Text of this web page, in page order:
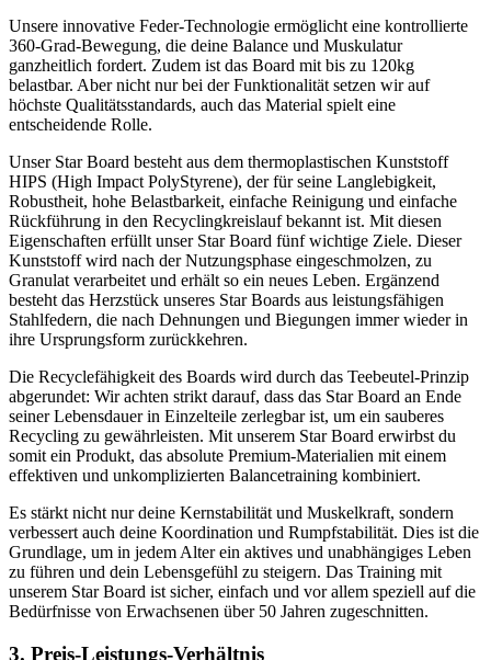
Unsere innovative Feder-Technologie ermöglicht eine kontrollierte
360-Grad-Bewegung, die deine Balance und Muskulatur
ganzheitlich fordert. Zudem ist das Board mit bis zu 120kg
belastbar. Aber nicht nur bei der Funktionalität setzen wir auf
höchste Qualitätsstandards, auch das Material spielt eine
entscheidende Rolle.
Unser Star Board besteht aus dem thermoplastischen Kunststoff
HIPS (High Impact PolyStyrene), der für seine Langlebigkeit,
Robustheit, hohe Belastbarkeit, einfache Reinigung und einfache
Rückführung in den Recyclingkreislauf bekannt ist. Mit diesen
Eigenschaften erfüllt unser Star Board fünf wichtige Ziele. Dieser
Kunststoff wird nach der Nutzungsphase eingeschmolzen, zu
Granulat verarbeitet und erhält so ein neues Leben. Ergänzend
besteht das Herzstück unseres Star Boards aus leistungsfähigen
Stahlfedern, die nach Dehnungen und Biegungen immer wieder in
ihre Ursprungsform zurückkehren.
Die Recyclefähigkeit des Boards wird durch das Teebeutel-Prinzip
abgerundet: Wir achten strikt darauf, dass das Star Board an Ende
seiner Lebensdauer in Einzelteile zerlegbar ist, um ein sauberes
Recycling zu gewährleisten. Mit unserem Star Board erwirbst du
somit ein Produkt, das absolute Premium-Materialien mit einem
effektiven und unkomplizierten Balancetraining kombiniert.
Es stärkt nicht nur deine Kernstabilität und Muskelkraft, sondern
verbessert auch deine Koordination und Rumpfstabilität. Dies ist die
Grundlage, um in jedem Alter ein aktives und unabhängiges Leben
zu führen und dein Lebensgefühl zu steigern. Das Training mit
unserem Star Board ist sicher, einfach und vor allem speziell auf die
Bedürfnisse von Erwachsenen über 50 Jahren zugeschnitten.
3. Preis-Leistungs-Verhältnis